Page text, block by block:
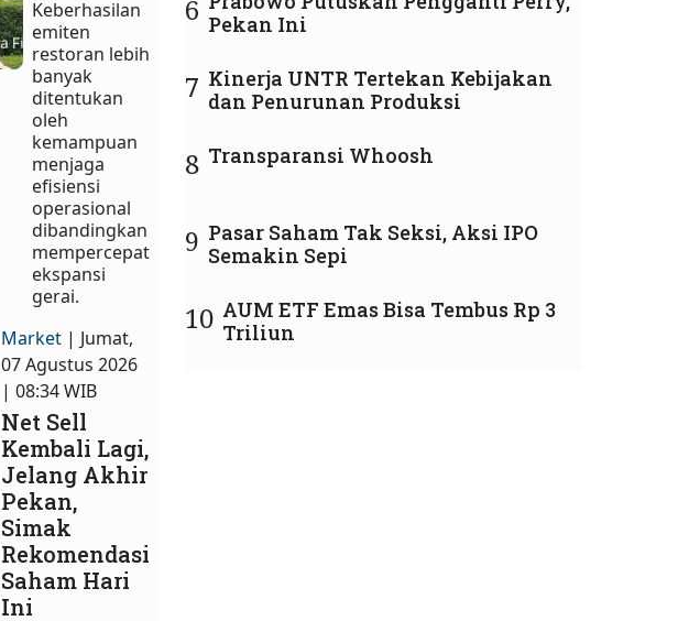
Keberhasilan
emiten
restoran lebih
banyak
ditentukan
oleh
kemampuan
menjaga
efisiensi
operasional
dibandingkan
mempercepat
ekspansi
gerai.
Market | Jumat,
07 Agustus 2026
| 08:34 WIB
Net Sell
Kembali Lagi,
Jelang Akhir
Pekan,
Simak
Rekomendasi
Saham Hari
Ini
6 Pekan Ini
7 Kinerja UNTR Tertekan Kebijakan
dan Penurunan Produksi
8 Transparansi Whoosh
9 Pasar Saham Tak Seksi, Aksi IPO
Semakin Sepi
10 AUM ETF Emas Bisa Tembus Rp 3
Triliun